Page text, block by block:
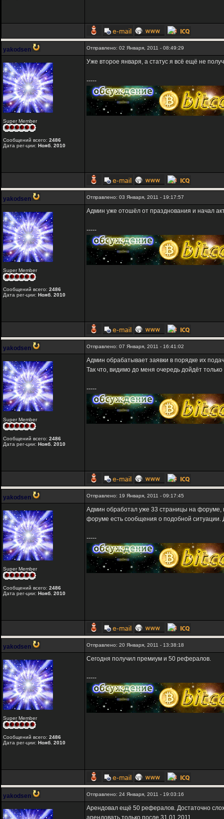
yakodsen Отправлено: 02 Января, 2011 - 08:49:29
Super Member
Сообщений всего: 2486
Дата рег-ции: Нояб. 2010
Уже второе января, а статус я всё ещё не
-----
yakodsen Отправлено: 03 Января, 2011 - 19:17:57
Super Member
Сообщений всего: 2486
Дата рег-ции: Нояб. 2010
Админ уже отошёл от празднования и начал
-----
yakodsen Отправлено: 07 Января, 2011 - 16:41:02
Super Member
Сообщений всего: 2486
Дата рег-ции: Нояб. 2010
Админ обрабатывает заявки в порядке их
Так что, видимо до меня очередь дойдёт
-----
yakodsen Отправлено: 19 Января, 2011 - 09:17:45
Super Member
Сообщений всего: 2486
Дата рег-ции: Нояб. 2010
Админ обработал уже 33 страницы на форуме,
форуме есть сообщения о подобной
-----
yakodsen Отправлено: 20 Января, 2011 - 13:38:18
Super Member
Сообщений всего: 2486
Дата рег-ции: Нояб. 2010
Сегодня получил премиум и 50 рефералов.
-----
yakodsen Отправлено: 24 Января, 2011 - 19:03:16
Арендовал ещё 50 рефералов. Достаточно
арендовать только после 31.01.2011